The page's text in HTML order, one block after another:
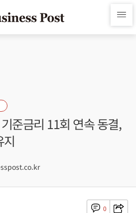
준금리 11회 연속 동결,
0